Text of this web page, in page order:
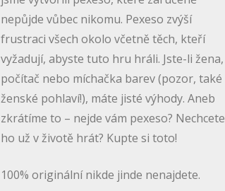
nepůjde vůbec nikomu. Pexeso zvýší
frustraci všech okolo včetně těch, kteří
vyžadují, abyste tuto hru hráli. Jste-li žena,
počítač nebo míchačka barev (pozor, také
ženské pohlaví!), máte jisté výhody. Aneb
zkrátíme to – nejde vám pexeso? Nechcete
ho už v životě hrát? Kupte si toto!
100% originální nikde jinde nenajdete.